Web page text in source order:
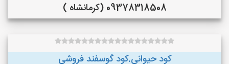
09378318508 (کرمانشاه )
کود حیوانی.کود گوسفند فروشی